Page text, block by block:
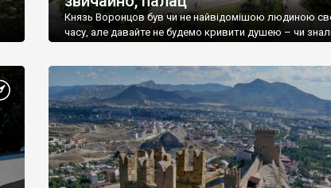
Князь Воронцов був чи не найвідомішою людиною
часу, але давайте не будемо кривити душею – чи